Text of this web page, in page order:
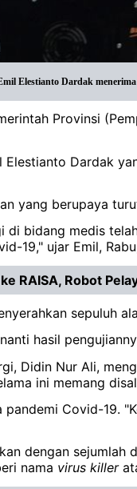
Elestianto Dardak
Provinsi
Elestianto Dardak
yang berupaya
di bidang medis
19," ujar Emil,
RAISA, Robot
sepuluh
hasil
Didin Nur Ali,
ini memang
pandemi Covid-19.
dengan
nama virus killer